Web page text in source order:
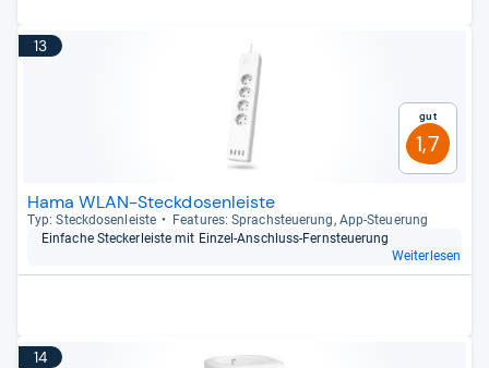
13
Gut
1,7
Hama WLAN-Steckdosenleiste
Typ: Steck­do­sen­leiste
Fea­tu­res: Sprach­steue­rung, App-​Steue­rung
Ein­fa­che Stecker­leiste mit Ein­zel-​Anschluss-​Fern­steue­rung
Weiterlesen
14